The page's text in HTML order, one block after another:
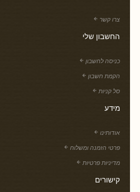
צרו קשר
החשבון שלי
כניסה לחשבון
הקמת חשבון
סל קניות
מידע
אודותינו
פרטי הזמנה ומשלוח
מדיניות פרטיות
קישורים